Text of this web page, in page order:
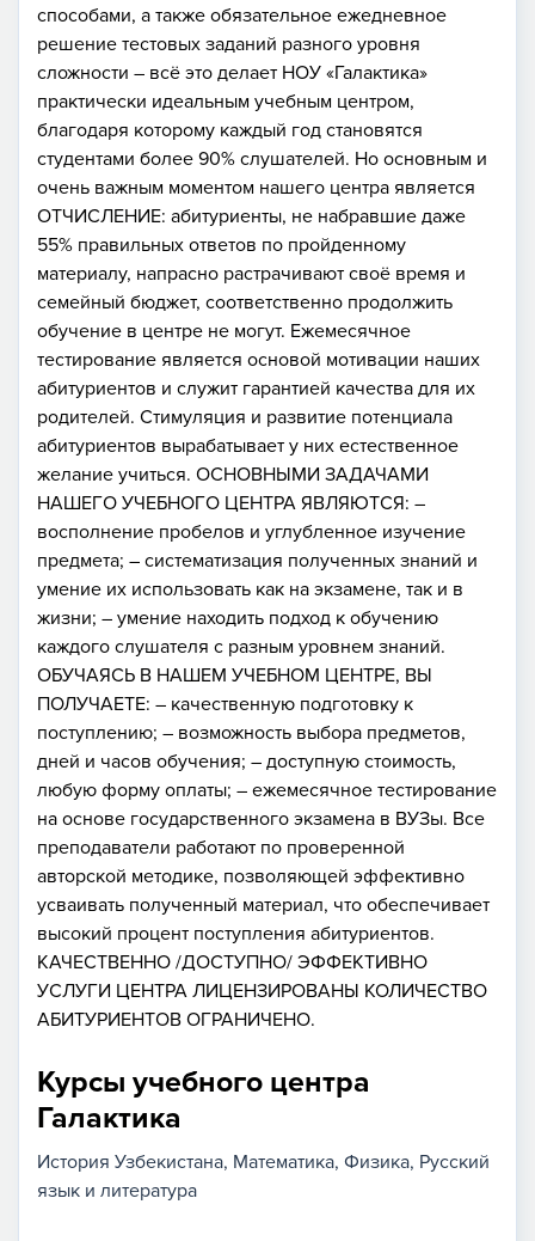
способами, а также обязательное ежедневное
решение тестовых заданий разного уровня
сложности – всё это делает НОУ «Галактика»
практически идеальным учебным центром,
благодаря которому каждый год становятся
студентами более 90% слушателей. Но основным и
очень важным моментом нашего центра является
ОТЧИСЛЕНИЕ: абитуриенты, не набравшие даже
55% правильных ответов по пройденному
материалу, напрасно растрачивают своё время и
семейный бюджет, соответственно продолжить
обучение в центре не могут. Ежемесячное
тестирование является основой мотивации наших
абитуриентов и служит гарантией качества для их
родителей. Стимуляция и развитие потенциала
абитуриентов вырабатывает у них естественное
желание учиться. ОСНОВНЫМИ ЗАДАЧАМИ
НАШЕГО УЧЕБНОГО ЦЕНТРА ЯВЛЯЮТСЯ: –
восполнение пробелов и углубленное изучение
предмета; – систематизация полученных знаний и
умение их использовать как на экзамене, так и в
жизни; – умение находить подход к обучению
каждого слушателя с разным уровнем знаний.
ОБУЧАЯСЬ В НАШЕМ УЧЕБНОМ ЦЕНТРЕ, ВЫ
ПОЛУЧАЕТЕ: – качественную подготовку к
поступлению; – возможность выбора предметов,
дней и часов обучения; – доступную стоимость,
любую форму оплаты; – ежемесячное тестирование
на основе государственного экзамена в ВУЗы. Все
преподаватели работают по проверенной
авторской методике, позволяющей эффективно
усваивать полученный материал, что обеспечивает
высокий процент поступления абитуриентов.
КАЧЕСТВЕННО /ДОСТУПНО/ ЭФФЕКТИВНО
УСЛУГИ ЦЕНТРА ЛИЦЕНЗИРОВАНЫ КОЛИЧЕСТВО
АБИТУРИЕНТОВ ОГРАНИЧЕНО.
Курсы учебного центра
Галактика
История Узбекистана Математика Физика Русский
язык и литература